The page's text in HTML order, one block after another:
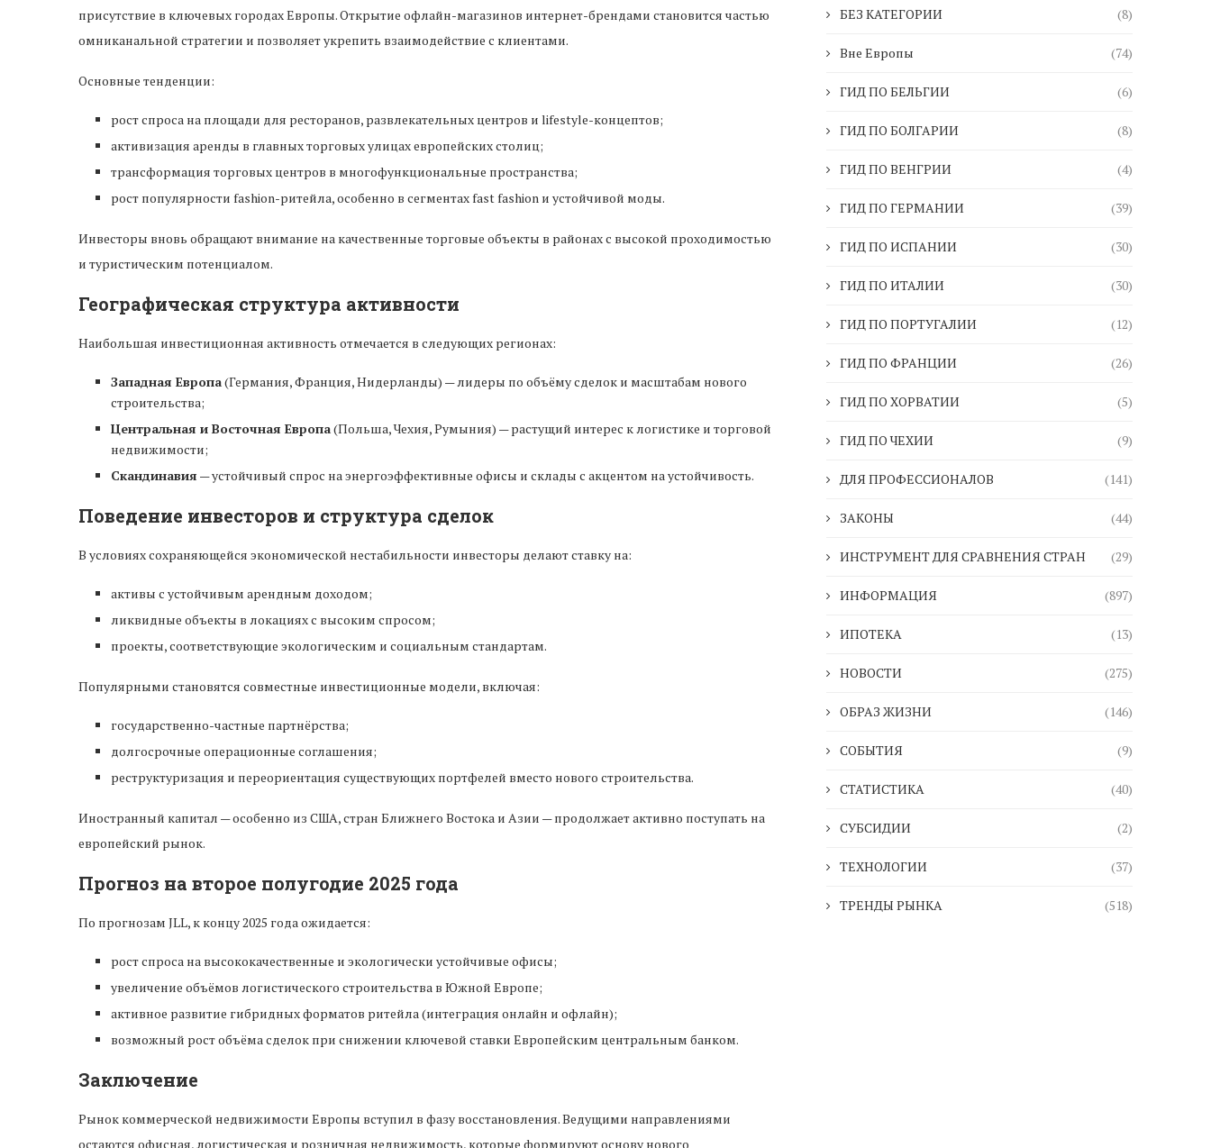
присутствие в ключевых городах Европы. Открытие офлайн-магазинов интернет-брендами становится частью
омниканальной стратегии и позволяет укрепить взаимодействие с клиентами.
Основные тенденции:
рост спроса на площади для ресторанов, развлекательных центров и lifestyle-концептов;
активизация аренды в главных торговых улицах европейских столиц;
трансформация торговых центров в многофункциональные пространства;
рост популярности fashion-ритейла, особенно в сегментах fast fashion и устойчивой моды.
Инвесторы вновь обращают внимание на качественные торговые объекты в районах с высокой проходимостью
и туристическим потенциалом.
Географическая структура активности
Наибольшая инвестиционная активность отмечается в следующих регионах:
Западная Европа(Германия, Франция, Нидерланды) — лидеры по объёму сделок и масштабам нового
строительства;
Центральная и Восточная Европа(Польша, Чехия, Румыния) — растущий интерес к логистике и торговой
недвижимости;
Скандинавия — устойчивый спрос на энергоэффективные офисы и склады с акцентом на устойчивость.
Поведение инвесторов и структура сделок
В условиях сохраняющейся экономической нестабильности инвесторы делают ставку на:
активы с устойчивым арендным доходом;
ликвидные объекты в локациях с высоким спросом;
проекты, соответствующие экологическим и социальным стандартам.
Популярными становятся совместные инвестиционные модели, включая:
государственно-частные партнёрства;
долгосрочные операционные соглашения;
реструктуризация и переориентация существующих портфелей вместо нового строительства.
Иностранный капитал — особенно из США, стран Ближнего Востока и Азии — продолжает активно поступать на
европейский рынок.
Прогноз на второе полугодие 2025 года
По прогнозам JLL, к концу 2025 года ожидается:
рост спроса на высококачественные и экологически устойчивые офисы;
увеличение объёмов логистического строительства в Южной Европе;
активное развитие гибридных форматов ритейла (интеграция онлайн и офлайн);
возможный рост объёма сделок при снижении ключевой ставки Европейским центральным банком.
Заключение
Рынок коммерческой недвижимости Европы вступил в фазу восстановления. Ведущими направлениями
остаются офисная, логистическая и розничная недвижимость, которые формируют основу нового
БЕЗ КАТЕГОРИИ (8)
Вне Европы (74)
ГИД ПО БЕЛЬГИИ (6)
ГИД ПО БОЛГАРИИ (8)
ГИД ПО ВЕНГРИИ (4)
ГИД ПО ГЕРМАНИИ (39)
ГИД ПО ИСПАНИИ (30)
ГИД ПО ИТАЛИИ (30)
ГИД ПО ПОРТУГАЛИИ (12)
ГИД ПО ФРАНЦИИ (26)
ГИД ПО ХОРВАТИИ (5)
ГИД ПО ЧЕХИИ (9)
ДЛЯ ПРОФЕССИОНАЛОВ (141)
ЗАКОНЫ (44)
ИНСТРУМЕНТ ДЛЯ СРАВНЕНИЯ СТРАН (29)
ИНФОРМАЦИЯ (897)
ИПОТЕКА (13)
НОВОСТИ (275)
ОБРАЗ ЖИЗНИ (146)
СОБЫТИЯ (9)
СТАТИСТИКА (40)
СУБСИДИИ (2)
ТЕХНОЛОГИИ (37)
ТРЕНДЫ РЫНКА (518)